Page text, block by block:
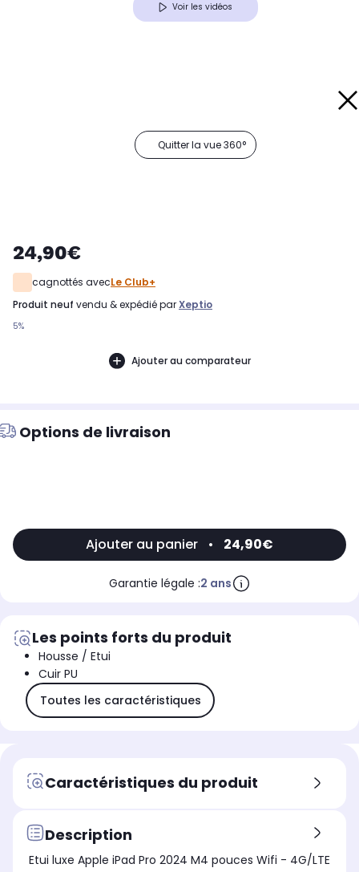
Voir les vidéos
Quitter la vue 360°
24,90€
cagnottés avecLe Club+
produit neuf vendu & expédié parXeptio
5%
Ajouter au comparateur
Options de livraison
Ajouter au panier • 24,90€
Garantie légale :2 ans
Les points forts du produit
Housse / Etui
Cuir PU
Toutes les caractéristiques
Caractéristiques du produit
Description
Etui luxe Apple iPad Pro 2024 M4 pouces Wifi - 4G/LTE